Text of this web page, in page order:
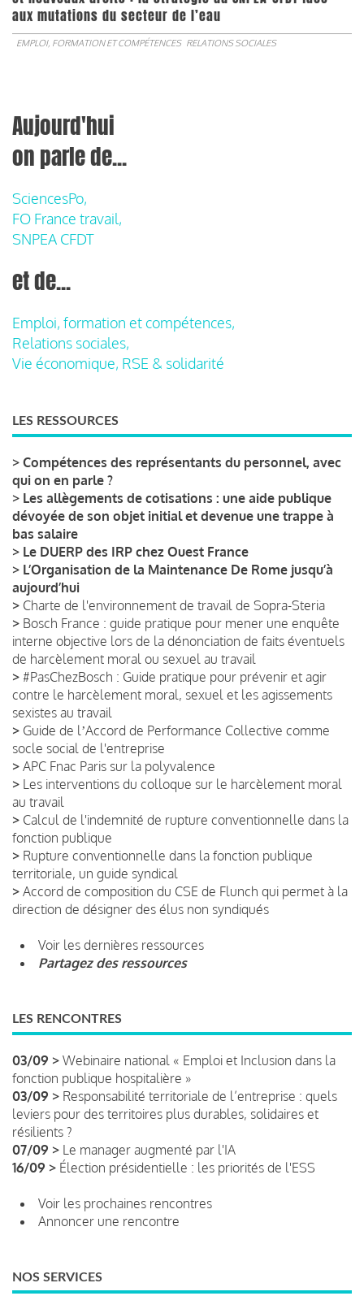
aux mutations du secteur de l’eau
EMPLOI, FORMATION ET COMPÉTENCES RELATIONS SOCIALES
Aujourd'hui
on parle de...
SciencesPo,
FO France travail,
SNPEA CFDT
et de...
Emploi, formation et compétences,
Relations sociales,
Vie économique, RSE & solidarité
LES RESSOURCES
> Compétences des représentants du personnel, avec
qui on en parle ?
> Les allègements de cotisations : une aide publique
dévoyée de son objet initial et devenue une trappe à
bas salaire
> Le DUERP des IRP chez Ouest France
> L’Organisation de la Maintenance De Rome jusqu’à
aujourd’hui
> Charte de l'environnement de travail de Sopra-Steria
> Bosch France : guide pratique pour mener une enquête
interne objective lors de la dénonciation de faits éventuels
de harcèlement moral ou sexuel au travail
> #PasChezBosch : Guide pratique pour prévenir et agir
contre le harcèlement moral, sexuel et les agissements
sexistes au travail
> Guide de lʼAccord de Performance Collective comme
socle social de l'entreprise
> APC Fnac Paris sur la polyvalence
> Les interventions du colloque sur le harcèlement moral
au travail
> Calcul de l'indemnité de rupture conventionnelle dans la
fonction publique
> Rupture conventionnelle dans la fonction publique
territoriale, un guide syndical
> Accord de composition du CSE de Flunch qui permet à la
direction de désigner des élus non syndiqués
Voir les dernières ressources
Partagez des ressources
LES RENCONTRES
03/09 > Webinaire national « Emploi et Inclusion dans la
fonction publique hospitalière »
03/09 > Responsabilité territoriale de l’entreprise : quels
leviers pour des territoires plus durables, solidaires et
résilients ?
07/09 > Le manager augmenté par l'IA
16/09 > Élection présidentielle : les priorités de l'ESS
Voir les prochaines rencontres
Annoncer une rencontre
NOS SERVICES